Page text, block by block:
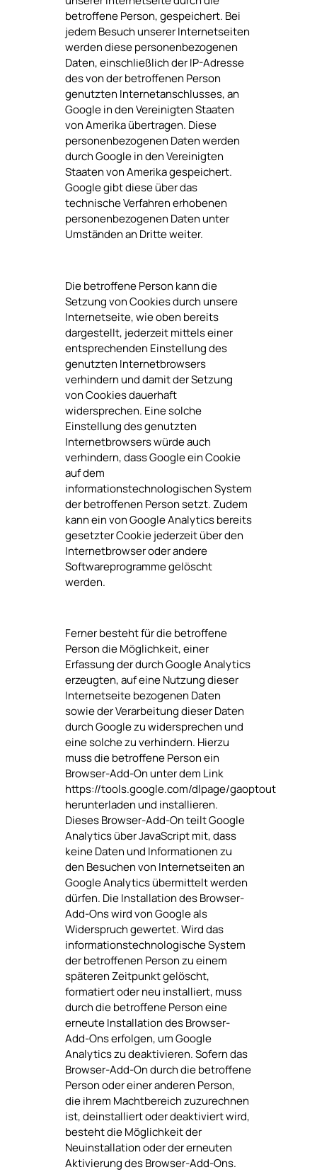
betroffene Person, gespeichert. Bei
jedem Besuch unserer Internetseiten
werden diese personenbezogenen
Daten, einschließlich der IP-Adresse
des von der betroffenen Person
genutzten Internetanschlusses, an
Google in den Vereinigten Staaten
von Amerika übertragen. Diese
personenbezogenen Daten werden
durch Google in den Vereinigten
Staaten von Amerika gespeichert.
Google gibt diese über das
technische Verfahren erhobenen
personenbezogenen Daten unter
Umständen an Dritte weiter.
Die betroffene Person kann die
Setzung von Cookies durch unsere
Internetseite, wie oben bereits
dargestellt, jederzeit mittels einer
entsprechenden Einstellung des
genutzten Internetbrowsers
verhindern und damit der Setzung
von Cookies dauerhaft
widersprechen. Eine solche
Einstellung des genutzten
Internetbrowsers würde auch
verhindern, dass Google ein Cookie
auf dem
informationstechnologischen System
der betroffenen Person setzt. Zudem
kann ein von Google Analytics bereits
gesetzter Cookie jederzeit über den
Internetbrowser oder andere
Softwareprogramme gelöscht
werden.
Ferner besteht für die betroffene
Person die Möglichkeit, einer
Erfassung der durch Google Analytics
erzeugten, auf eine Nutzung dieser
Internetseite bezogenen Daten
sowie der Verarbeitung dieser Daten
durch Google zu widersprechen und
eine solche zu verhindern. Hierzu
muss die betroffene Person ein
Browser-Add-On unter dem Link
https://tools.google.com/dlpage/gaoptout
herunterladen und installieren.
Dieses Browser-Add-On teilt Google
Analytics über JavaScript mit, dass
keine Daten und Informationen zu
den Besuchen von Internetseiten an
Google Analytics übermittelt werden
dürfen. Die Installation des Browser-
Add-Ons wird von Google als
Widerspruch gewertet. Wird das
informationstechnologische System
der betroffenen Person zu einem
späteren Zeitpunkt gelöscht,
formatiert oder neu installiert, muss
durch die betroffene Person eine
erneute Installation des Browser-
Add-Ons erfolgen, um Google
Analytics zu deaktivieren. Sofern das
Browser-Add-On durch die betroffene
Person oder einer anderen Person,
die ihrem Machtbereich zuzurechnen
ist, deinstalliert oder deaktiviert wird,
besteht die Möglichkeit der
Neuinstallation oder der erneuten
Aktivierung des Browser-Add-Ons.